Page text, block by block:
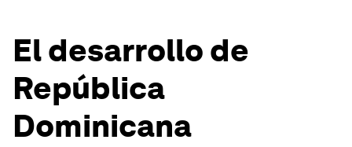
El desarrollo de
República
Dominicana